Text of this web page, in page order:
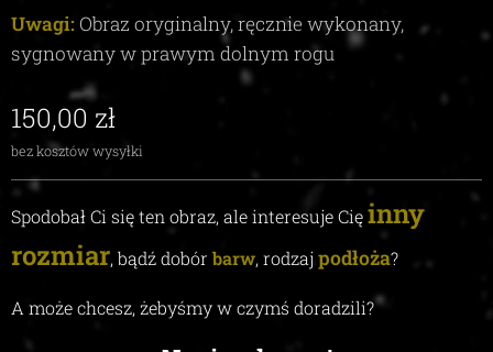
Uwagi: Obraz oryginalny, ręcznie wykonany,
sygnowany w prawym dolnym rogu
150,00 zł
bez kosztów wysyłki
Spodobał Ci się ten obraz, ale interesuje Cięinny
rozmiar, bądź dobór barw, rodzaj podłoża?
A może chcesz, żebyśmy w czymś doradzili?